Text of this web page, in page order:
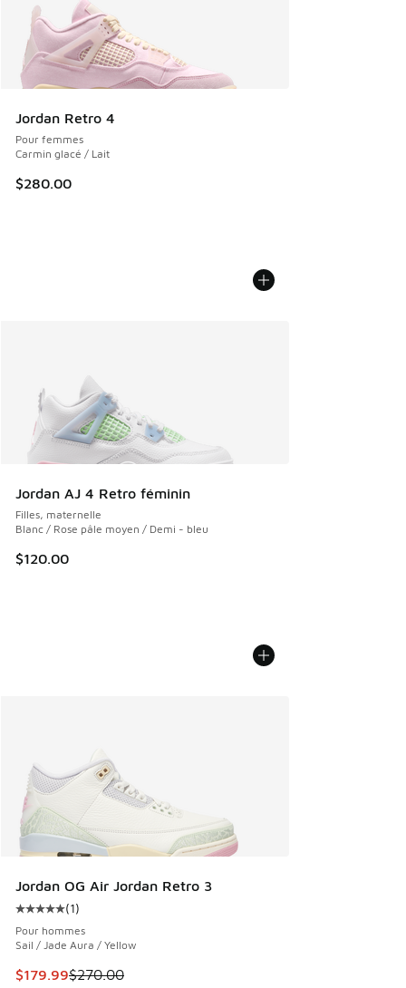
Jordan Retro 4
Pour femmes
Carmin glacé / Lait
$280.00
Jordan AJ 4 Retro féminin
Filles, maternelle
Blanc / Rose pâle moyen / Demi - bleu
$120.00
Jordan OG Air Jordan Retro 3
Cote moyenne du client - [5 sur 5 étoiles], 1 commentaires
(1)
Pour hommes
Sail / Jade Aura / Yellow
Cet article est en solde. Le prix est passé de $270.00 à
$179.99$270.00